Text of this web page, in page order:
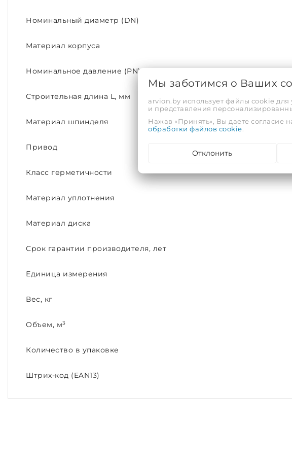
Номинальный диаметр (DN)
Материал корпуса
Номинальное давление (PN)
Строительная длина L, мм
Материал шпинделя
Привод
Класс герметичности
Материал уплотнения
Материал диска
Срок гарантии производителя, лет
Единица измерения
Вес, кг
Объем, м³
Количество в упаковке
Штрих-код (EAN13)
Мы заботимся о Ваших
arvion.by использует файлы cookie для
и представления
Нажав «Принять», Вы даете согласие
обработки файлов cookie.
Отклонить